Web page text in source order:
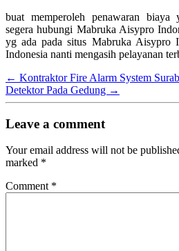
buat memperoleh penawaran biaya
segera hubungi Mabruka Aisypro
yg ada pada situs Mabruka Aisypro
Indonesia nanti mengasih pelayanan
← Kontraktor Fire Alarm System
Detektor Pada Gedung →
Leave a comment
Your email address will not be
marked *
Comment *